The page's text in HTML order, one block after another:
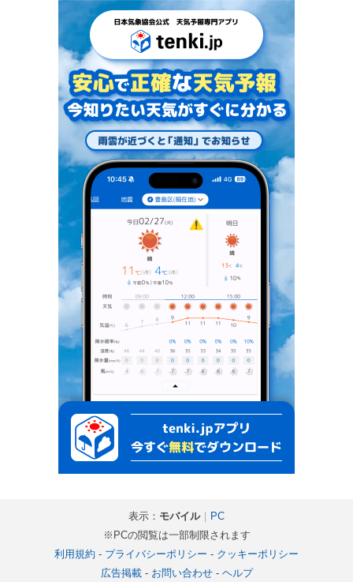
表示： モバイル｜ PC
※PCの閲覧は一部制限されます
利用規約 - プライバシーポリシー - クッキーポリシー
広告掲載- お問い合わせ- ヘルプ